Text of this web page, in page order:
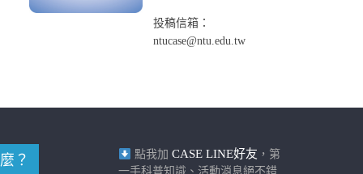
投稿信箱：
ntucase@ntu.edu.tw
？ 點我加 CASE LINE好友 ，第
一手科普知識、活動消息絕不錯